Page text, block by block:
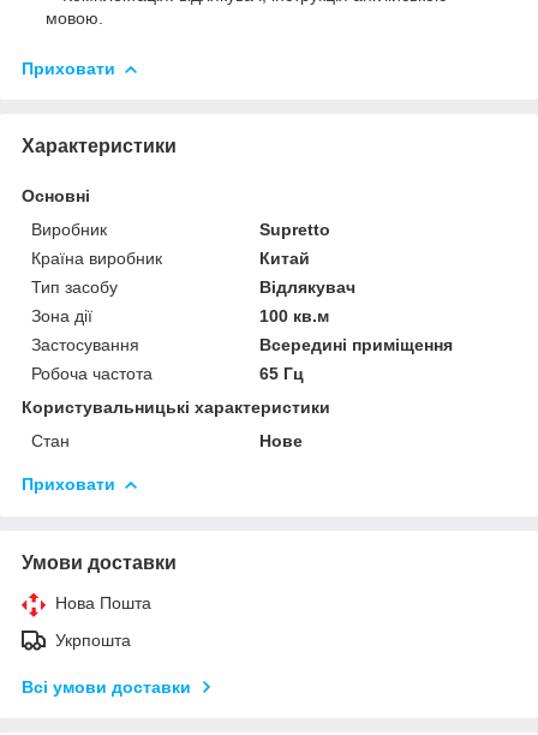
мовою.
Приховати
Характеристики
Основні
Виробник
Supretto
Країна виробник
Китай
Тип засобу
Відлякувач
Зона дії
100 кв.м
Застосування
Всередині приміщення
Робоча частота
65 Гц
Користувальницькі характеристики
Стан
Нове
Приховати
Умови доставки
Нова Пошта
Укрпошта
Всі умови доставки